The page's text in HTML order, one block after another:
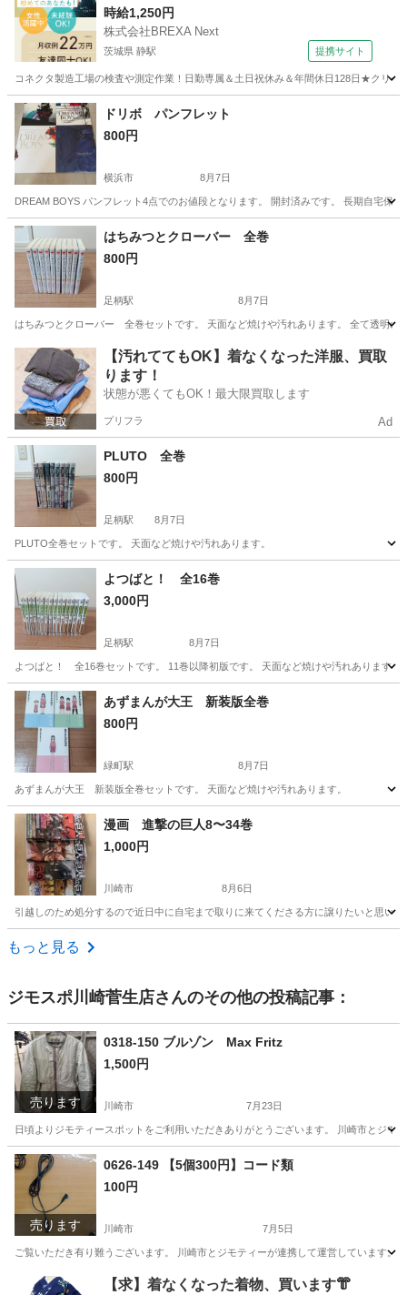
名探偵コナン 時給1,250円
株式会社BREXA Next
茨城県 静駅 提携サイト
コネクタ製造工場の検査や測定作業！日勤専属＆土日祝休み＆年間休日128日★クリ
茨城 常陸大宮市 静駅
ドリボ パンフレット
800円
横浜市 8月7日
DREAM BOYS パンフレット4点でのお値段となります。 開封済みです。 長期自宅保
神奈川 横浜市 その他 DREAM BOYS
はちみつとクローバー 全巻
800円
足柄駅 8月7日
はちみつとクローバー 全巻セットです。 天面など焼けや汚れあります。 全て透明の
神奈川 小田原市 足柄駅 マンガ、コミック、アニメ
【汚れててもOK】着なくなった洋服、買取
ります！
状態が悪くてもOK！最大限買取します
プリフラ Ad
PLUTO 全巻
800円
足柄駅 8月7日
PLUTO全巻セットです。 天面など焼けや汚れあります。
神奈川 小田原市 足柄駅 マンガ、コミック、アニメ
よつばと！ 全16巻
3,000円
足柄駅 8月7日
よつばと！ 全16巻セットです。 11巻以降初版です。 天面など焼けや汚れあります。
神奈川 小田原市 足柄駅 マンガ、コミック、アニメ
あずまんが大王 新装版全巻
800円
緑町駅 8月7日
あずまんが大王 新装版全巻セットです。 天面など焼けや汚れあります。
神奈川 小田原市 緑町駅 マンガ、コミック、アニメ
漫画 進撃の巨人8〜34巻
1,000円
川崎市 8月6日
引越しのため処分するので近日中に自宅まで取りに来てくださる方に譲りたいと思い
神奈川 川崎市
もっと見る
ジモスポ川崎菅生店さんのその他の投稿記事：
売ります
0318-150 ブルゾン Max Fritz
1,500円
川崎市 7月23日
日頃よりジモティースポットをご利用いただきありがとうございます。 川崎市とジ
神奈川 川崎市 服/ファッション リユース
売ります
0626-149 【5個300円】コード類
100円
川崎市 7月5日
ご覧いただき有り難うございます。 川崎市とジモティーが連携して運営していま
神奈川 その他 リユース
【求】着なくなった着物、買います👘